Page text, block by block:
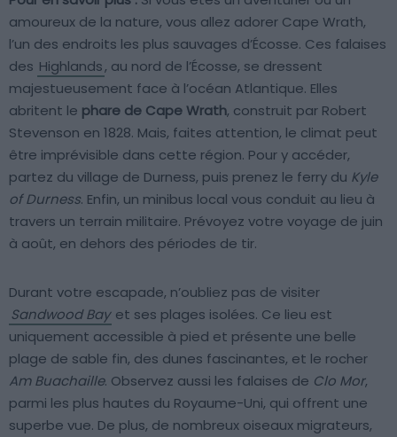
amoureux de la nature, vous allez adorer Cape Wrath,
l’un des endroits les plus sauvages d’Écosse. Ces falaises
des Highlands, au nord de l’Écosse, se dressent
majestueusement face à l’océan Atlantique. Elles
abritent le phare de Cape Wrath, construit par Robert
Stevenson en 1828. Mais, faites attention, le climat peut
être imprévisible dans cette région. Pour y accéder,
partez du village de Durness, puis prenez le ferry du Kyle
of Durness. Enfin, un minibus local vous conduit au lieu à
travers un terrain militaire. Prévoyez votre voyage de juin
à août, en dehors des périodes de tir.
Durant votre escapade, n’oubliez pas de visiter
Sandwood Bay et ses plages isolées. Ce lieu est
uniquement accessible à pied et présente une belle
plage de sable fin, des dunes fascinantes, et le rocher
Am Buachaille. Observez aussi les falaises de Clo Mor,
parmi les plus hautes du Royaume-Uni, qui offrent une
superbe vue. De plus, de nombreux oiseaux migrateurs,